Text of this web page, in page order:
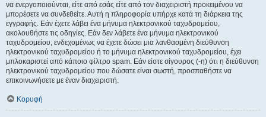
να ενεργοποιούνται, είτε από εσάς είτε από τον διαχειριστή προκειμένου να
μπορέσετε να συνδεθείτε. Αυτή η πληροφορία υπήρχε κατά τη διάρκεια της
εγγραφής. Εάν έχετε λάβει ένα μήνυμα ηλεκτρονικού ταχυδρομείου,
ακολουθήστε τις οδηγίες. Εάν δεν λάβετε ένα μήνυμα ηλεκτρονικού
ταχυδρομείου, ενδεχομένως να έχετε δώσει μια λανθασμένη διεύθυνση
ηλεκτρονικού ταχυδρομείου ή το μήνυμα ηλεκτρονικού ταχυδρομείου, έχει
μπλοκαριστεί από κάποιο φίλτρο spam. Εάν είστε σίγουρος (-η) ότι η διεύθυνση
ηλεκτρονικού ταχυδρομείου που δώσατε είναι σωστή, προσπαθήστε να
επικοινωνήσετε με έναν διαχειριστή.
Κορυφή